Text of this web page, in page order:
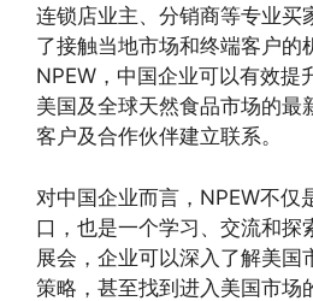
连锁店业主、分销商等专业买
了接触当地市场和终端客户的
NPEW，中国企业可以有效提
美国及全球天然食品市场的最
客户及合作伙伴建立联系。
对中国企业而言，NPEW不仅
口，也是一个学习、交流和探
展会，企业可以深入了解美国
策略，甚至找到进入美国市场